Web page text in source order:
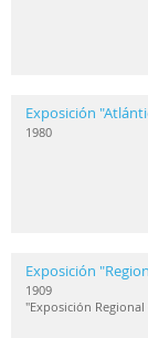
Exposición
1980
Exposición
1909
"Exposición